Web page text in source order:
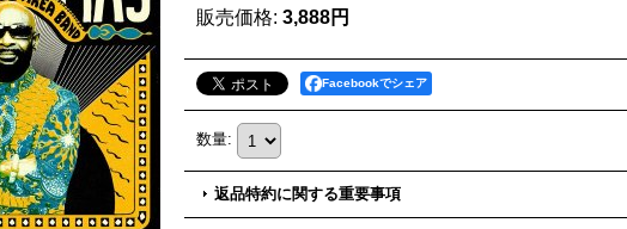
販売価格: 3,888円
Facebookでシェア
数量:
返品特約に関する重要事項